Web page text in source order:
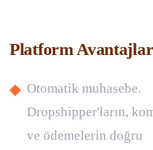
Platform
Otomatik muhasebe.
Dropshipper'ların,
ve ödemelerin doğru